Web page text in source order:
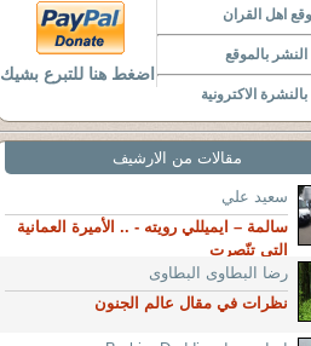
اهل القران
بالموقع
الاكترونية
اضغط هنا للتبرع بشيك
مقالات من الارشيف
سعيد علي
سالمة – ايميللي رويته - .. الأميرة العمانية
التي تنّصرت
رضا البطاوى البطاوى
نظرات في مقال عالم الجنون